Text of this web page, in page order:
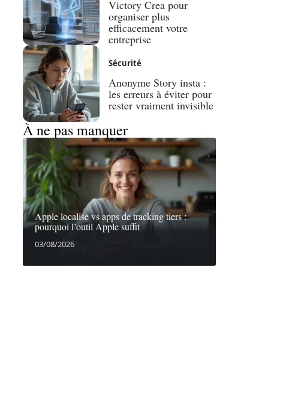
Victory Crea pour
organiser plus
efficacement votre
entreprise
Sécurité
Anonyme Story insta :
les erreurs à éviter pour
rester vraiment invisible
À ne pas manquer
Apple localise vs apps de tracking tiers :
pourquoi l’outil Apple suffit
03/08/2026